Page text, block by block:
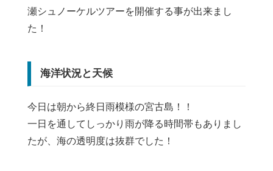
瀬シュノーケルツアーを開催する事が出来まし
た！
海洋状況と天候
今日は朝から終日雨模様の宮古島！！
一日を通してしっかり雨が降る時間帯もありまし
たが、海の透明度は抜群でした！